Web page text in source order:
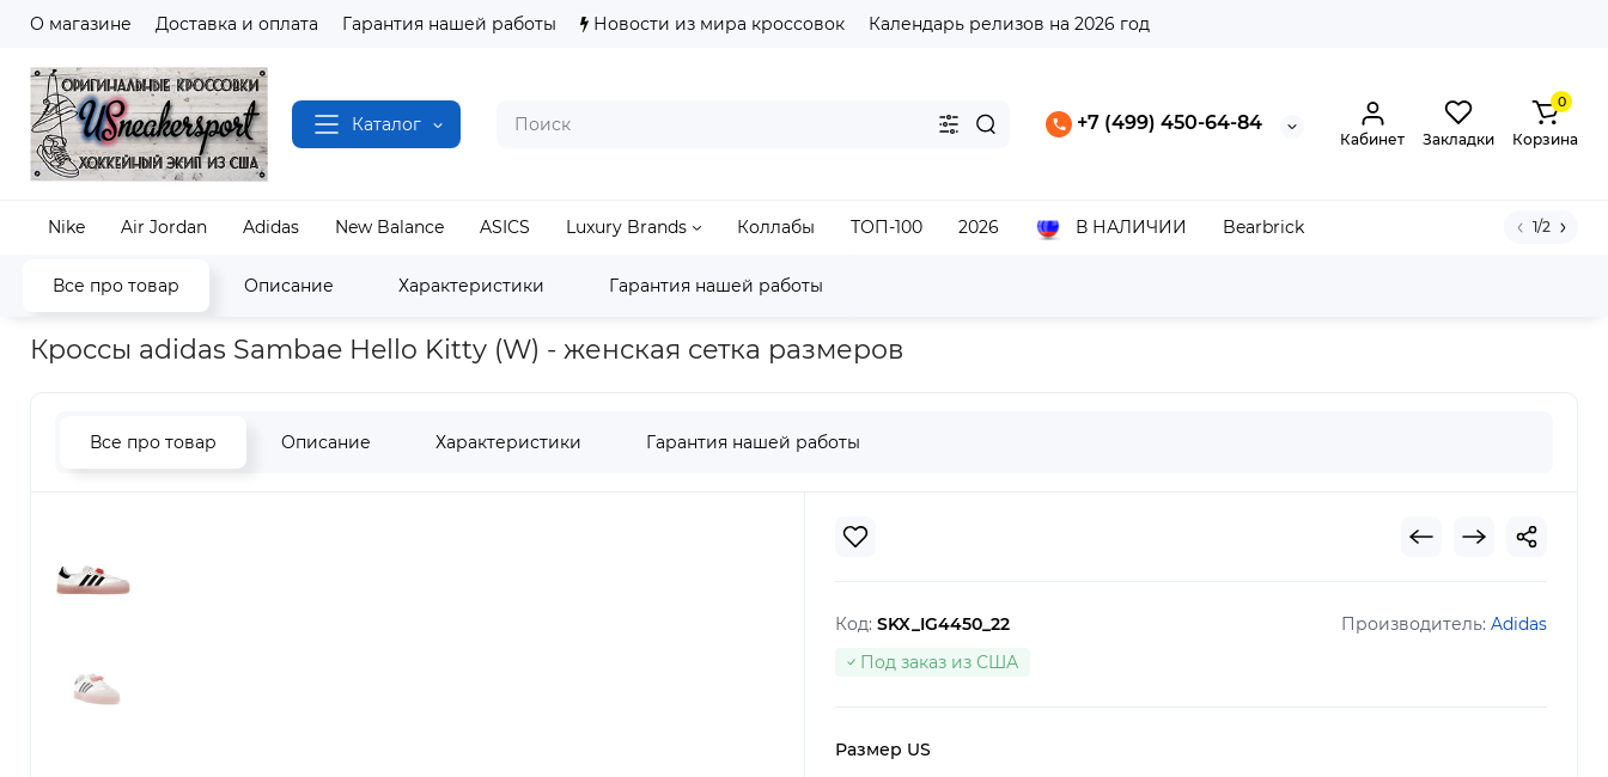
О магазине Доставка и оплата Гарантия нашей работы Новости из мира кроссовок Календарь релизов на 2026 год
Каталог +7 (499) 450-64-84
Кабинет Закладки
0
Корзина
Nike Air Jordan Adidas New Balance ASICS Luxury Brands Коллабы ТОП-100 2026 В НАЛИЧИИ Bearbrick 1/2
Все про товар Описание Характеристики Гарантия нашей работы
Наш магазин Полный каталог кроссовок Adidas Adidas Samba Женские кроссовки adidas Sambae Hello Kitty (W)
Кроссы adidas Sambae Hello Kitty (W) - женская сетка размеров
Все про товар Описание Характеристики Гарантия нашей работы
Код: SKX_IG4450_22 Производитель: Adidas
Под заказ из США
Размер US